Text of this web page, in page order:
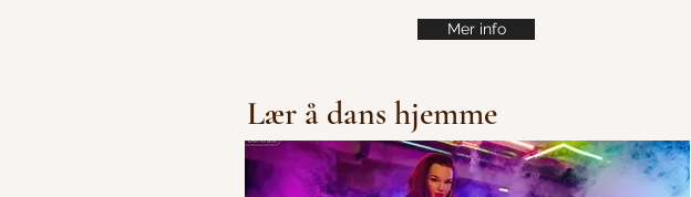
Mer info
Lær å dans hjemme